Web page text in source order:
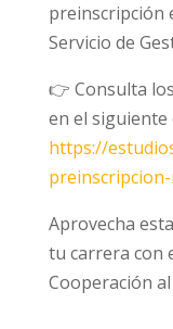
preinscripción
Servicio de
👉 Consulta
en el siguiente
https://
Aprovecha
tu carrera con
Cooperación